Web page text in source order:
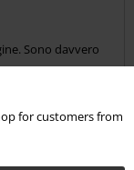
for customers from
Sono davvero